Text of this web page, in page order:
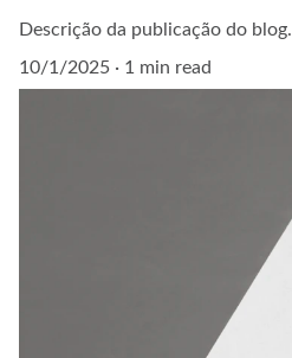
Descrição da publicação do blog.
10/1/2025
1 min read